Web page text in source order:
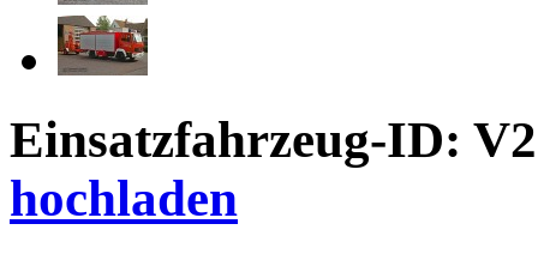
Einsatzfahrzeug-ID:
hochladen